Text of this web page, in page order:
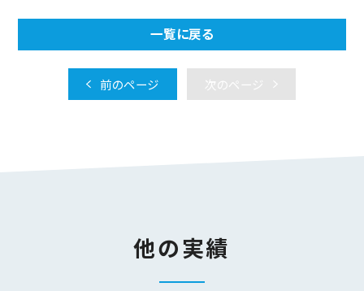
一覧に戻る
前のページ 次のページ
他の実績